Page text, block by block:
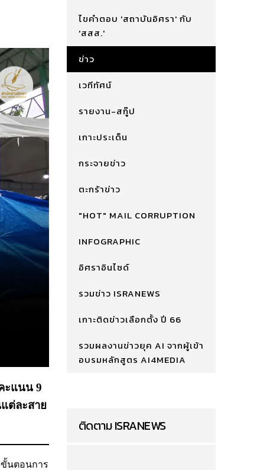
ะแนน 9
ต่ละสาย
ขั้นตอนการ
ไขคำตอบ 'สถาบันอิศรา' กับ
'สสส.'
ข่าว
เวทีทัศน์
รายงาน-สกู๊ป
เกาะประเด็น
กระจายข่าว
ตะกร้าข่าว
"HOT" MAIL CORRUPTION
INFOGRAPHIC
อิศราอินไซด์
รวมข่าว ISRANEWS
เกาะติดข่าวเลือกตั้ง ปี 66
รวมผลงานข่าวยุค AI จากผู้เข้า
อบรมหลักสูตร AI4MEDIA
ติดตาม ISRANEWS